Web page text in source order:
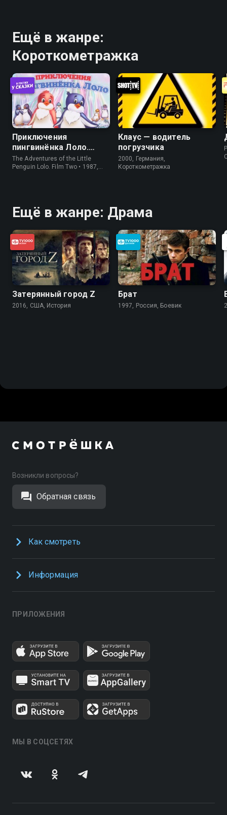
Ещё в жанре:
Короткометражка
Приключения
пингвинёнка Лоло.
Фильм второй
The Adventures of the Little
Penguin Lolo. Film Two • 1987,
Клаус — водитель
погрузчика
2000, Германия,
Короткометражка
Ещё в жанре: Драма
Затерянный город Z
2016, США, История
Брат
1997, Россия, Боевик
Возникли вопросы?
Обратная связь
Как смотреть
Информация
ПРИЛОЖЕНИЯ
МЫ В СОЦСЕТЯХ